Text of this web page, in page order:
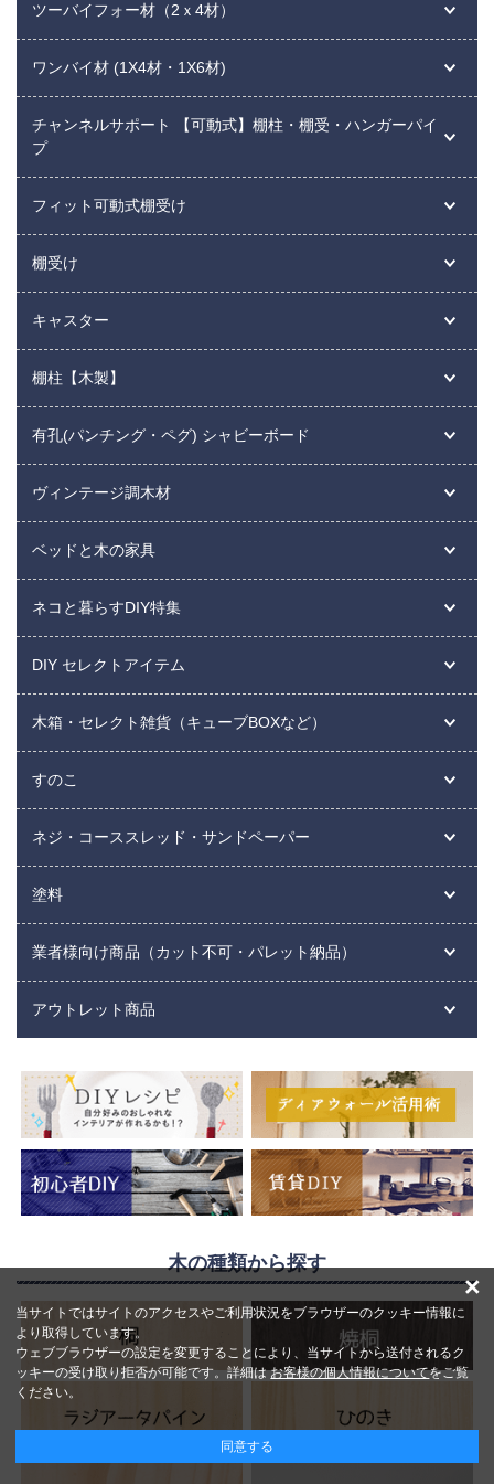
ツーバイフォー材（2ｘ4材）
ワンバイ材 (1X4材・1X6材)
チャンネルサポート 【可動式】棚柱・棚受・ハンガーパイ
プ
フィット可動式棚受け
棚受け
キャスター
棚柱【木製】
有孔(パンチング・ペグ) シャビーボード
ヴィンテージ調木材
ベッドと木の家具
ネコと暮らすDIY特集
DIY セレクトアイテム
木箱・セレクト雑貨（キューブBOXなど）
すのこ
ネジ・コーススレッド・サンドペーパー
塗料
業者様向け商品（カット不可・パレット納品）
アウトレット商品
木の種類から探す
当サイトではサイトのアクセスやご利用状況をブラウザーのクッキー情報に
より取得しています。
ウェブブラウザーの設定を変更することにより、当サイトから送付されるク
ッキーの受け取り拒否が可能です。詳細はお客様の個人情報についてをご覧
ください。
同意する
×